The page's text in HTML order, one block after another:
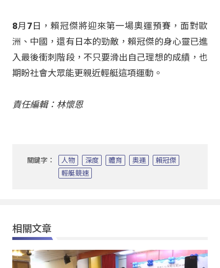
8月7日，賴冠傑將迎來第一場奧運預賽，面對歐
洲、中國，還有日本的勁敵，賴冠傑的身心靈已進
入最後衝刺階段，不只要滑出自己理想的成績，也
期盼社會大眾能更親近輕艇這項運動。
責任編輯：林懷恩
關鍵字： 人物 深度 體育 奧運
賴冠傑
輕艇競速
相關文章